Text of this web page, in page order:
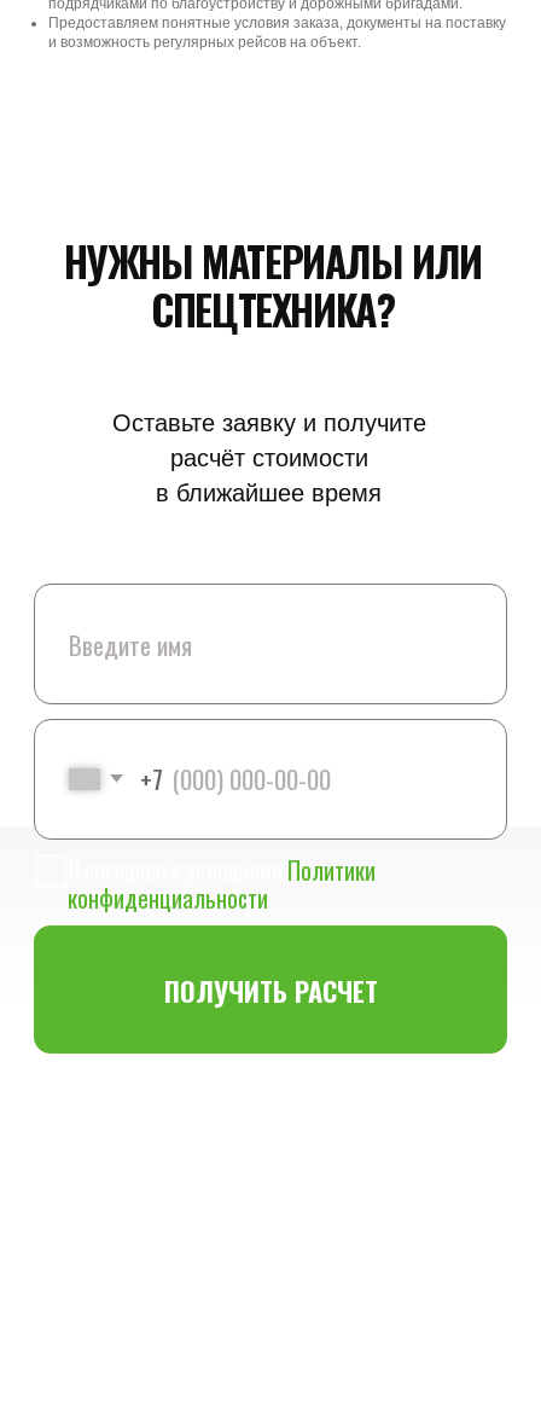
подрядчиками по благоустройству и дорожными бригадами.
Предоставляем понятные условия заказа, документы на поставку
и возможность регулярных рейсов на объект.
ПОЛУЧИТЬ РАСЧЕТ
pochvogrunt.asg@mail.ru
Меню
Виды материалов
Посмотреть на карте